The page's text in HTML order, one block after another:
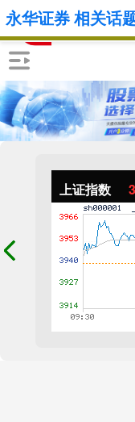
上证指数
永华证券 相关话